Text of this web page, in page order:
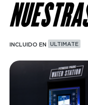
INCLUIDO EN ULTIMATE
Imagen